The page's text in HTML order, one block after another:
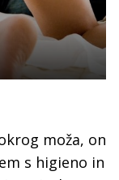
moža, on
s higieno in